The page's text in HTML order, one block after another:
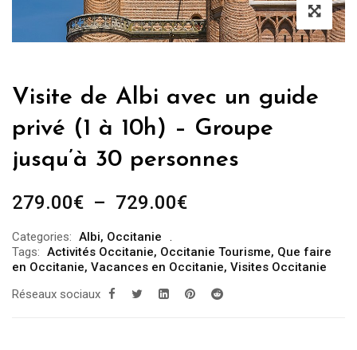
Visite de Albi avec un guide
privé (1 à 10h) – Groupe
jusqu’à 30 personnes
279.00€ – 729.00€Plage
prix :
279.00€
à
Categories: Albi, Occitanie
Tags: Activités Occitanie, Occitanie Tourisme, Que faire
en Occitanie, Vacances en Occitanie, Visites Occitanie
Réseaux sociaux